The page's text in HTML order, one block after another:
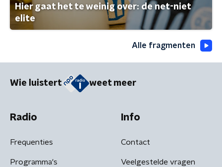
Hier gaat het te weinig over: de net-niet
elite
Alle fragmenten
Wie luistert weet meer
Radio
Frequenties
Programma's
Info
Contact
Veelgestelde vragen